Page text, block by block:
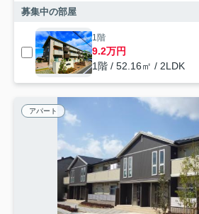
募集中の部屋
1階
9.2万円
1階 / 52.16㎡ / 2LDK
アパート